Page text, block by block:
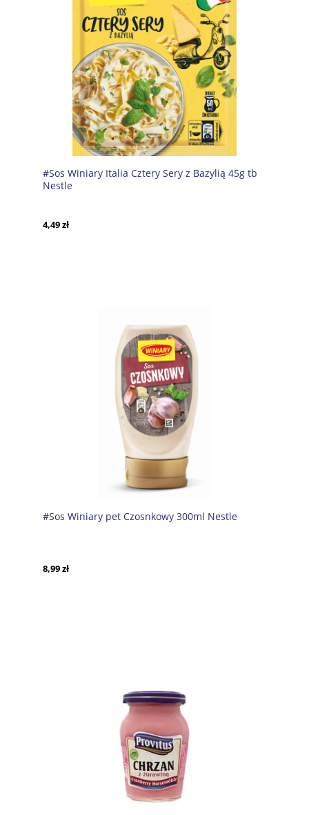
#Sos Winiary Italia Cztery Sery z Bazylią 45g tb
Nestle
4,49 zł
#Sos Winiary pet Czosnkowy 300ml Nestle
8,99 zł